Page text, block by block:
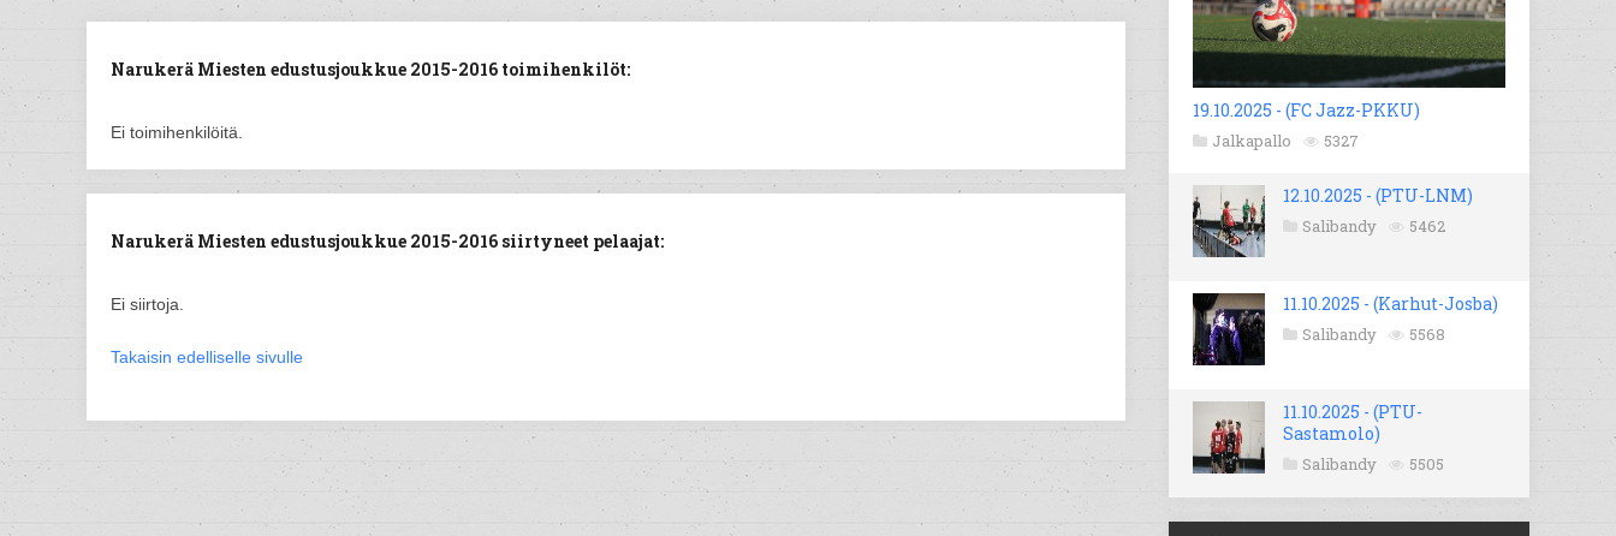
Narukerä Miesten edustusjoukkue 2015-2016 toimihenkilöt:
Ei toimihenkilöitä.
Narukerä Miesten edustusjoukkue 2015-2016 siirtyneet pelaajat:
Ei siirtoja.
Takaisin edelliselle sivulle
19.10.2025 - (FC Jazz-PKKU)
Jalkapallo 5327
12.10.2025 - (PTU-LNM)
Salibandy 5462
11.10.2025 - (Karhut-Josba)
Salibandy 5568
11.10.2025 - (PTU-
Sastamolo)
Salibandy 5505